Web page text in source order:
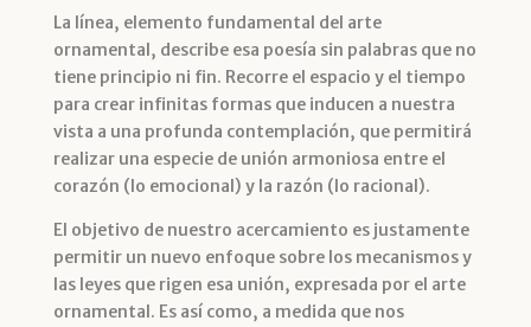
La línea, elemento fundamental del arte
ornamental, describe esa poesía sin palabras que no
tiene principio ni fin. Recorre el espacio y el tiempo
para crear infinitas formas que inducen a nuestra
vista a una profunda contemplación, que permitirá
realizar una especie de unión armoniosa entre el
corazón (lo emocional) y la razón (lo racional).
El objetivo de nuestro acercamiento es justamente
permitir un nuevo enfoque sobre los mecanismos y
las leyes que rigen esa unión, expresada por el arte
ornamental. Es así como, a medida que nos